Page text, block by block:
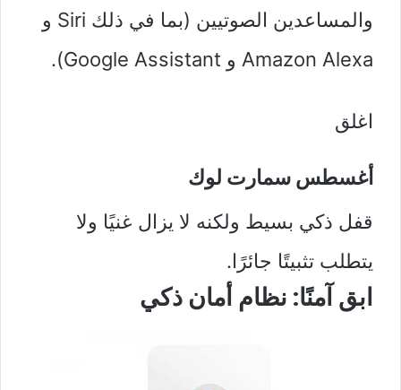
والمساعدين الصوتيين (بما في ذلك Siri و
Amazon Alexa و Google Assistant).
اغلق
أغسطس سمارت لوك
قفل ذكي بسيط ولكنه لا يزال غنيًا ولا
يتطلب تثبيتًا جائرًا.
ابق آمنًا: نظام أمان ذكي